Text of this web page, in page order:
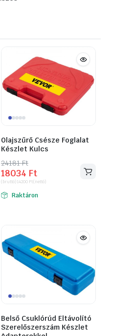
Olajszűrő Csésze Foglalat
Készlet Kulcs
24181Ft
Original
price
was:
24181 Ft.
18034 Ft
Current
price
is:
18034 Ft.
(bruttó)14200 Ft(nettó)
Raktáron
Belső Csuklórúd Eltávolító
Szerelőszerszám Készlet